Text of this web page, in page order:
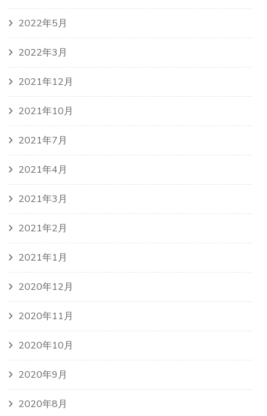
2022年5月
2022年3月
2021年12月
2021年10月
2021年7月
2021年4月
2021年3月
2021年2月
2021年1月
2020年12月
2020年11月
2020年10月
2020年9月
2020年8月